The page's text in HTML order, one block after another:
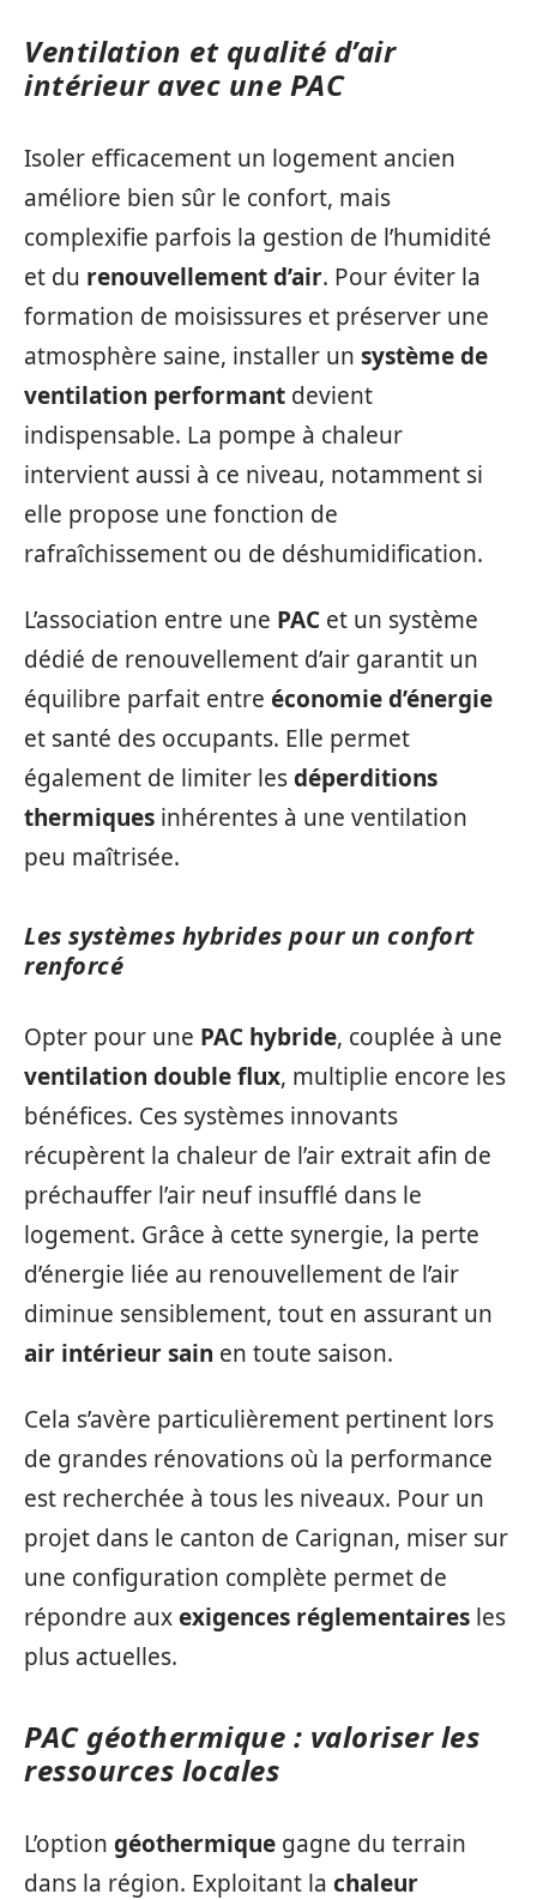
Ventilation et qualité d’air
intérieur avec une PAC
Isoler efficacement un logement ancien
améliore bien sûr le confort, mais
complexifie parfois la gestion de l’humidité
et du renouvellement d’air. Pour éviter la
formation de moisissures et préserver une
atmosphère saine, installer un système de
ventilation performant devient
indispensable. La pompe à chaleur
intervient aussi à ce niveau, notamment si
elle propose une fonction de
rafraîchissement ou de déshumidification.
L’association entre une PAC et un système
dédié de renouvellement d’air garantit un
équilibre parfait entre économie d’énergie
et santé des occupants. Elle permet
également de limiter lesdéperditions
thermiques inhérentes à une ventilation
peu maîtrisée.
Les systèmes hybrides pour un confort
renforcé
Opter pour une PAC hybride, couplée à une
ventilation double flux, multiplie encore les
bénéfices. Ces systèmes innovants
récupèrent la chaleur de l’air extrait afin de
préchauffer l’air neuf insufflé dans le
logement. Grâce à cette synergie, la perte
d’énergie liée au renouvellement de l’air
diminue sensiblement, tout en assurant un
air intérieur sain en toute saison.
Cela s’avère particulièrement pertinent lors
de grandes rénovations où la performance
est recherchée à tous les niveaux. Pour un
projet dans le canton de Carignan, miser sur
une configuration complète permet de
répondre auxexigences réglementaires les
plus actuelles.
PAC géothermique : valoriser les
ressources locales
L’option géothermique gagne du terrain
dans la région. Exploitant la chaleur